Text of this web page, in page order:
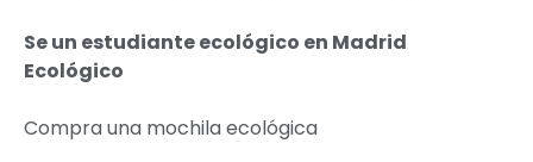
Se un estudiante ecológico en Madrid
Ecológico
Compra una mochila ecológica